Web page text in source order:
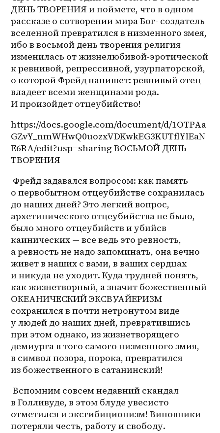
ДЕНЬ ТВОРЕНИЯ и поймете, что в одном
рассказе о сотворении мира Бог- создатель
вселенной превратился в низменного змея,
ибо в восьмой день творения религия
изменилась от жизнелюбивой-эротической
к ревнивой, репрессивной, узурпаторской,
о которой Фрейд напишет: ревнивый отец
владеет всеми женщинами рода.
И произойдет отцеубийство!
https://docs.google.com/document/d/1OTPAa
GZvY_nmWHwQ0uozxVDKwkEG3KUTflYlEaN
E6RA/edit?usp=sharing ВОСЬМОЙ ДЕНЬ
ТВОРЕНИЯ
о первобытном отцеубийстве сохранилась
до наших дней? Это легкий вопрос,
архетипического отцеубийства не было,
было много отцеубийств и убийсв
каинических — все ведь это ревность,
а ревность не надо запоминать, она вечно
живет в наших с вами, в ваших сердцах
и никуда не уходит. Куда трудней понять,
как жизнетворный, а значит божественный
ОКЕАНИЧЕСКИЙ ЭКСВУАЙЕРИЗМ
сохранился в почти нетронутом виде
у людей до наших дней, превратившись
при этом однако, из жизнетворящего
демиурга в того самого низменного змия,
в символ позора, порока, превратился
из божественного в сатанинский!
Вспомним совсем недавний скандал
в Голливуде, в этом блуде увесисто
отметился и эксгибиционизм! Виновники
потеряли честь, работу и свободу.